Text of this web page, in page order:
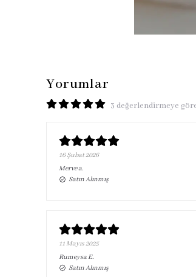
Yorumlar
3 değerlendirmeye
16 Şubat 2026
Mervea.
Satın Alınmış
11 Mayıs 2025
RumeysaE.
Satın Alınmış